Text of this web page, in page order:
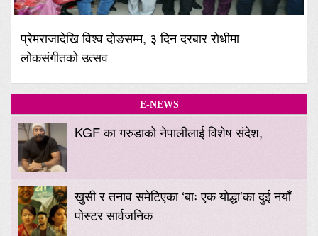
प्रेमराजादेखि विश्व दोङसम्म, ३ दिन दरबार रोधीमा
लोकसंगीतको उत्सव
E-NEWS
KGF का गरुडाको नेपालीलाई विशेष संदेश,
खुसी र तनाव समेटिएका ‘बाः एक योद्धा’का दुई नयाँ
पोस्टर सार्वजनिक